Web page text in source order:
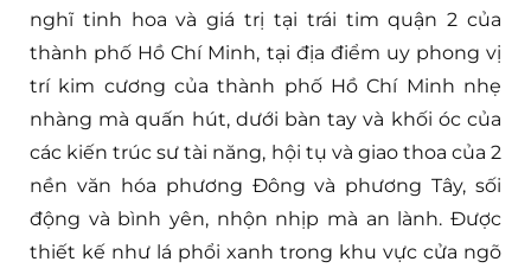
nghĩ tinh hoa và giá trị tại trái tim quận 2 của
thành phố Hồ Chí Minh, tại địa điểm uy phong vị
trí kim cương của thành phố Hồ Chí Minh nhẹ
nhàng mà quấn hút, dưới bàn tay và khối óc của
các kiến trúc sư tài năng, hội tụ và giao thoa của 2
nền văn hóa phương Đông và phương Tây, sối
động và bình yên, nhộn nhịp mà an lành. Được
thiết kế như lá phổi xanh trong khu vực cửa ngõ